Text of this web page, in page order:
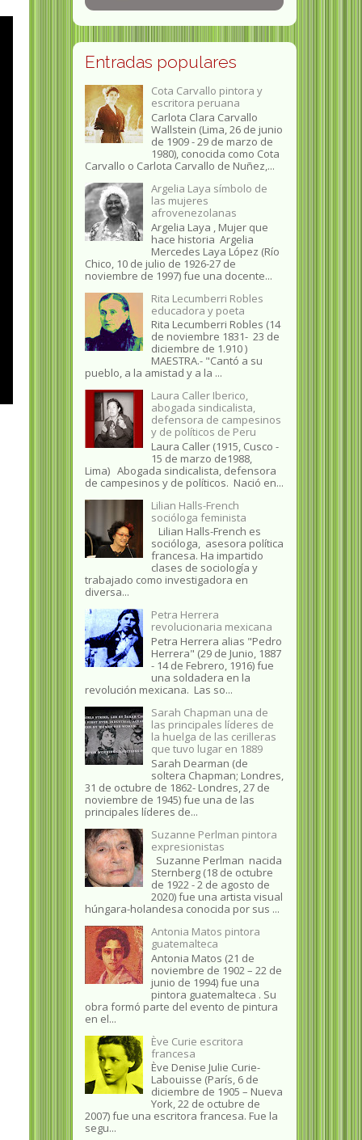
Entradas populares
Cota Carvallo pintora y
escritora peruana
Carlota Clara Carvallo
Wallstein (Lima, 26 de junio
de 1909 - 29 de marzo de
1980), conocida como Cota
Carvallo o Carlota Carvallo de Nuñez,...
Argelia Laya símbolo de
las mujeres
afrovenezolanas
Argelia Laya , Mujer que
hace historia Argelia
Mercedes Laya López (Río
Chico, 10 de julio de 1926-27 de
noviembre de 1997) fue una docente...
Rita Lecumberri Robles
educadora y poeta
Rita Lecumberri Robles (14
de noviembre 1831- 23 de
diciembre de 1.910 )
MAESTRA.- "Cantó a su
pueblo, a la amistad y a la ...
Laura Caller Iberico,
abogada sindicalista,
defensora de campesinos
y de políticos de Peru
Laura Caller (1915, Cusco -
15 de marzo de1988,
Lima) Abogada sindicalista, defensora
de campesinos y de políticos. Nació en...
Lilian Halls-French
socióloga feminista
Lilian Halls-French es
socióloga, asesora política
francesa. Ha impartido
clases de sociología y
trabajado como investigadora en
diversa...
Petra Herrera
revolucionaria mexicana
Petra Herrera alias "Pedro
Herrera" (29 de Junio, 1887
- 14 de Febrero, 1916) fue
una soldadera en la
revolución mexicana. Las so...
Sarah Chapman una de
las principales líderes de
la huelga de las cerilleras
que tuvo lugar en 1889
Sarah Dearman (de
soltera Chapman; Londres,
31 de octubre de 1862​- Londres, 27 de
noviembre de 1945)​ fue una de las
principales líderes de...
Suzanne Perlman pintora
expresionistas
Suzanne Perlman nacida
Sternberg (18 de octubre
de 1922 - 2 de agosto de
2020) fue una artista visual
húngara-holandesa conocida por sus ...
Antonia Matos pintora
guatemalteca
Antonia Matos (21 de
noviembre de 1902 – 22 de
junio de 1994) fue una
pintora guatemalteca . Su
obra formó parte del evento de pintura
en el...
Ève Curie escritora
francesa
Ève Denise Julie Curie-
Labouisse (París, 6 de
diciembre de 1905 – Nueva
York, 22 de octubre de
2007) fue una escritora francesa. Fue la
segu...